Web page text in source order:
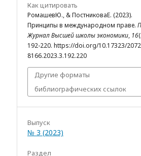
Как цитировать
РомашевЮ., & ПостниковаЕ. (2023).
Принципы в международном праве.
Журнал Высшей школы экономики, 16
192-220. https://doi.org/10.17323/
8166.2023.3.192.220
Другие форматы
библиографических ссылок
Выпуск
№ 3 (2023)
Раздел